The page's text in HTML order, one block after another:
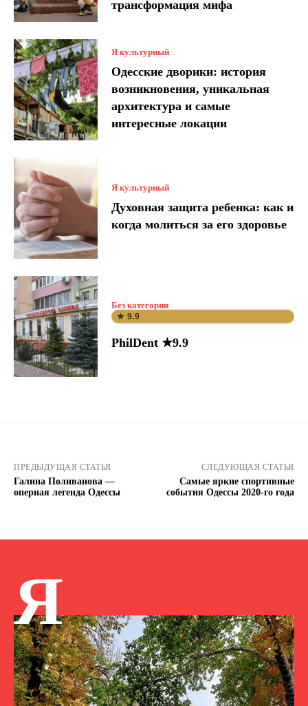
трансформация мифа
Я культурный
Одесские дворики: история
возникновения, уникальная
архитектура и самые
интересные локации
Я культурный
Духовная защита ребенка: как и
когда молиться за его здоровье
Без категории
★ 9.9
PhilDent ★9.9
ПРЕДЫДУЩАЯ СТАТЬЯ
Галина Поливанова —
оперная легенда Одессы
СЛЕДУЮЩАЯ СТАТЬЯ
Самые яркие спортивные
события Одессы 2020-го года
Я